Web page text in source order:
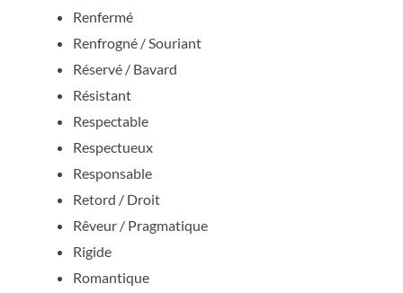
Renfermé
Renfrogné / Souriant
Réservé / Bavard
Résistant
Respectable
Respectueux
Responsable
Retord / Droit
Rêveur / Pragmatique
Rigide
Romantique